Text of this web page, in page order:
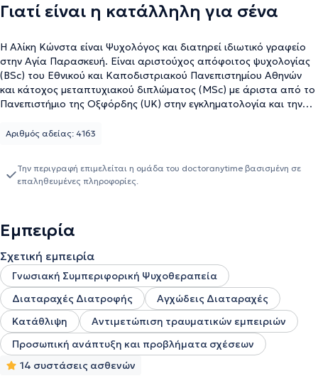
Γιατί είναι η κατάλληλη για σένα
Η Αλίκη Κώνστα είναι Ψυχολόγος και διατηρεί ιδιωτικό γραφείο
στην Αγία Παρασκευή. Είναι αριστούχος απόφοιτος ψυχολογίας
(BSc) του Εθνικού και Καποδιστριακού Πανεπιστημίου Αθηνών
και κάτοχος μεταπτυχιακού διπλώματος (MSc) με άριστα από το
Πανεπιστήμιο της Οξφόρδης (UK) στην εγκληματολογία και την
Συμπεριφοριστική Θεραπεία (CBT) και στη Συμβουλευτική
Γυναικών της Αθήνας, της Γενικής Γραμματείας Ισότητας των
Φύλων (Γ.Γ.Ι.Φ.), στο Κέντρο Θεραπείας Εξαρτημένων Ατόμων
Εξειδικεύεται στις: αγχώδεις διαταραχές, κρίσεις πανικού,
απώλειας, ενδοοικογενειακή βία και διατροφικές διαταραχές
ενώ, στο γραφείο της παρέχονται συνεδρίες και στα αγγλικά.
Αριθμός αδείας: 4163
Την περιγραφή επιμελείται η ομάδα του doctoranytime βασισμένη σε
επαληθευμένες πληροφορίες.
Εμπειρία
Σχετική εμπειρία
Γνωσιακή Συμπεριφορική Ψυχοθεραπεία
Διαταραχές Διατροφής
Αγχώδεις Διαταραχές
Κατάθλιψη
Αντιμετώπιση τραυματικών εμπειριών
Προσωπική ανάπτυξη και προβλήματα σχέσεων
14 συστάσεις ασθενών